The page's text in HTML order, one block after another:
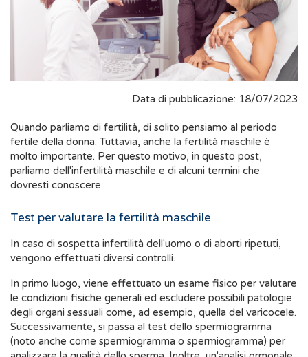
Data di pubblicazione: 18/07/2023
Quando parliamo di fertilità, di solito pensiamo al periodo
fertile della donna. Tuttavia, anche la fertilità maschile è
molto importante. Per questo motivo, in questo post,
parliamo dell'infertilità maschile e di alcuni termini che
dovresti conoscere.
Test per valutare la fertilità maschile
In caso di sospetta infertilità dell'uomo o di aborti ripetuti,
vengono effettuati diversi controlli.
In primo luogo, viene effettuato un esame fisico per valutare
le condizioni fisiche generali ed escludere possibili patologie
degli organi sessuali come, ad esempio, quella del varicocele.
Successivamente, si passa al test dello spermiogramma
(noto anche come spermiogramma o spermiogramma) per